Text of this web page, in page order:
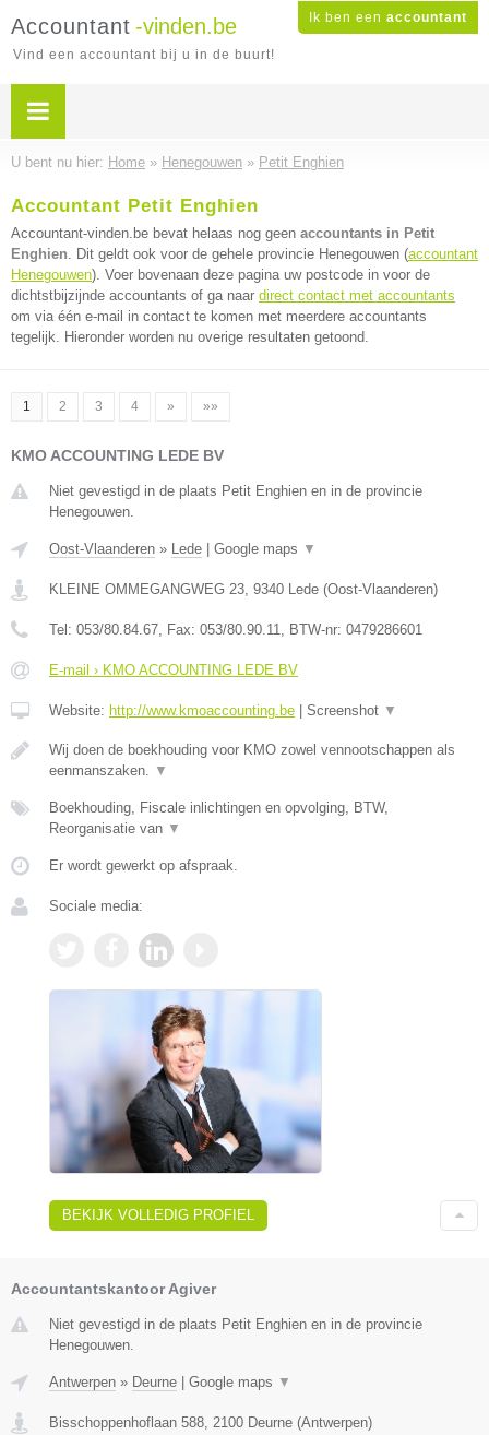
Ik ben een accountant
Accountant -vinden.be
Vind een accountant bij u in de buurt!
U bent nu hier: Home » Henegouwen » Petit Enghien
Accountant Petit Enghien
Accountant-vinden.be bevat helaas nog geen accountants in Petit
Enghien. Dit geldt ook voor de gehele provincie Henegouwen (accountant
Henegouwen). Voer bovenaan deze pagina uw postcode in voor de
dichtstbijzijnde accountants of ga naar direct contact met accountants
om via één e-mail in contact te komen met meerdere accountants
tegelijk. Hieronder worden nu overige resultaten getoond.
1 2 3 4 » »»
KMO ACCOUNTING LEDE BV
Niet gevestigd in de plaats Petit Enghien en in de provincie
Henegouwen.
Oost-Vlaanderen » Lede Google maps ▼
KLEINE OMMEGANGWEG 23, 9340 Lede (Oost-Vlaanderen)
Tel: 053/80.84.67, Fax: 053/80.90.11, BTW-nr: 0479286601
E-mail › KMO ACCOUNTING LEDE BV
Website: http://www.kmoaccounting.be Screenshot ▼
Wij doen de boekhouding voor KMO zowel vennootschappen als
eenmanszaken. ▼
Boekhouding, Fiscale inlichtingen en opvolging, BTW,
Reorganisatie van ▼
Er wordt gewerkt op afspraak.
Sociale media:
BEKIJK VOLLEDIG PROFIEL
Accountantskantoor Agiver
Niet gevestigd in de plaats Petit Enghien en in de provincie
Henegouwen.
Antwerpen » Deurne | Google maps ▼
Bisschoppenhoflaan 588 2100 Deurne (Antwerpen)